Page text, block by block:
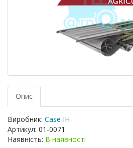
Опис
Виробник: Case IH
Артикул: 01-0071
Наявність: В наявності